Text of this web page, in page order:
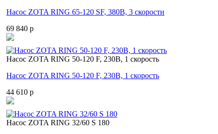
Насос ZOTA RING 65-120 SF, 380В, 3 скорости
69 840 p
Насос ZOTA RING 50-120 F, 230В, 1 скорость
Насос ZOTA RING 50-120 F, 230В, 1 скорость
44 610 p
Насос ZOTA RING 32/60 S 180